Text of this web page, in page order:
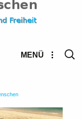
nach:
MENÜ